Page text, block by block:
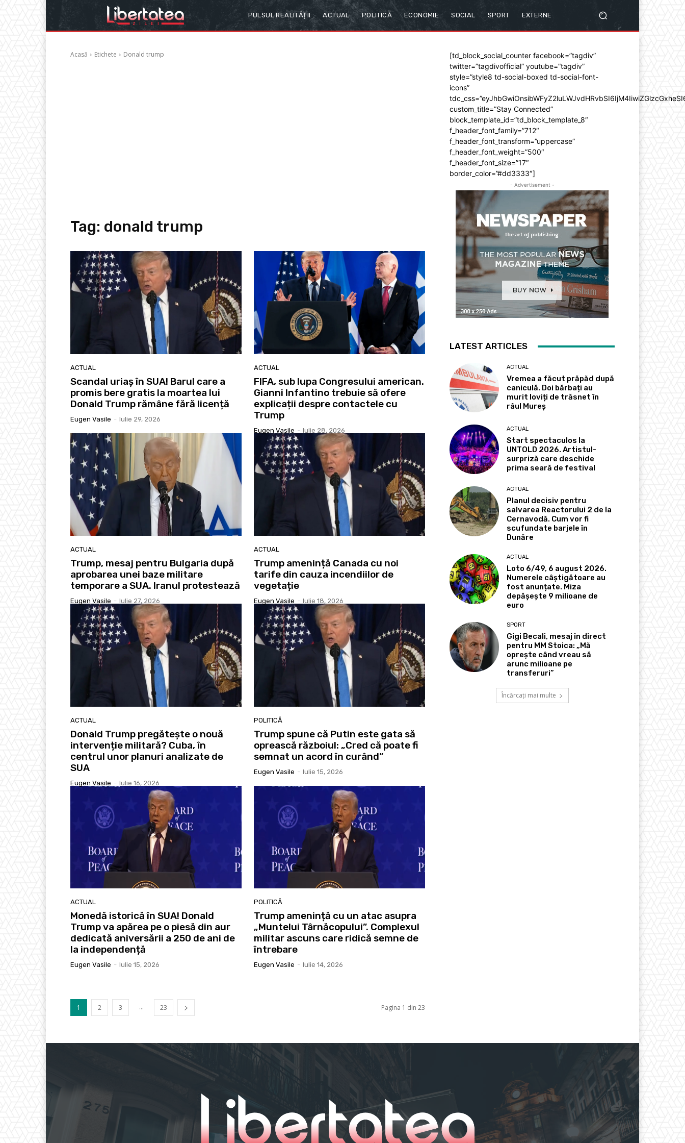
PULSUL REALITĂȚII ACTUAL POLITICĂ ECONOMIE SOCIAL SPORT EXTERNE
Acasă Etichete Donald trump
Tag: donald trump
ACTUAL
Scandal uriaș în SUA! Barul care a
promis bere gratis la moartea lui
Donald Trump rămâne fără licență
Eugen Vasile - Iulie 29, 2026
ACTUAL
FIFA, sub lupa Congresului american.
Gianni Infantino trebuie să ofere
explicații despre contactele cu
Trump
Eugen Vasile - Iulie 28, 2026
ACTUAL
Trump, mesaj pentru Bulgaria după
aprobarea unei baze militare
temporare a SUA. Iranul protestează
Eugen Vasile - Iulie 27, 2026
ACTUAL
Trump amenință Canada cu noi
tarife din cauza incendiilor de
vegetație
Eugen Vasile - Iulie 18, 2026
ACTUAL
Donald Trump pregătește o nouă
intervenție militară? Cuba, în
centrul unor planuri analizate de
SUA
Eugen Vasile - Iulie 16, 2026
POLITICĂ
Trump spune că Putin este gata să
oprească războiul: „Cred că poate fi
semnat un acord în curând”
Eugen Vasile - Iulie 15, 2026
ACTUAL
Monedă istorică în SUA! Donald
Trump va apărea pe o piesă din aur
dedicată aniversării a 250 de ani de
la independență
Eugen Vasile - Iulie 15, 2026
POLITICĂ
Trump amenință cu un atac asupra
„Muntelui Târnăcopului”. Complexul
militar ascuns care ridică semne de
întrebare
Eugen Vasile - Iulie 14, 2026
1 2 3 ... 23 Pagina 1 din 23
[td_block_social_counter facebook=”tagdiv”
twitter=”tagdivofficial” youtube=”tagdiv”
style=”style8 td-social-boxed td-social-font-
icons”
custom_title=”Stay Connected”
block_template_id=”td_block_template_8″
f_header_font_family=”712″
f_header_font_transform=”uppercase”
f_header_font_weight=”500″
f_header_font_size=”17″
border_color=”#dd3333″]
- Advertisement -
LATEST ARTICLES
ACTUAL
Vremea a făcut prăpăd după
caniculă. Doi bărbați au
murit loviți de trăsnet în
râul Mureș
ACTUAL
Start spectaculos la
UNTOLD 2026. Artistul-
surpriză care deschide
prima seară de festival
ACTUAL
Planul decisiv pentru
salvarea Reactorului 2 de la
Cernavodă. Cum vor fi
scufundate barjele în
Dunăre
ACTUAL
Loto 6/49, 6 august 2026.
Numerele câștigătoare au
fost anunțate. Miza
depășește 9 milioane de
euro
SPORT
Gigi Becali, mesaj în direct
pentru MM Stoica: „Mă
oprește când vreau să
arunc milioane pe
transferuri”
Încărcați mai multe